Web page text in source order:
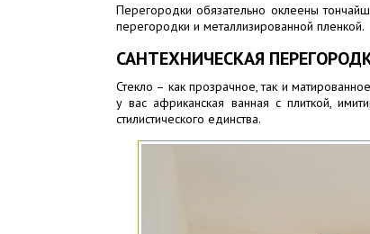
Перегородки обязательно оклеены
перегородки и металлизированной пленкой.
САНТЕХНИЧЕСКАЯ
Стекло – как прозрачное, так и
у вас африканская ванная с плиткой,
стилистического единства.